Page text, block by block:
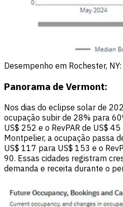
Desempenho em Rochester,
Panorama de Vermont:
Nos dias do eclipse solar de
ocupação subir de 28% para
US$ 252 e o RevPAR de US$
Montpelier, a ocupação passa
US$ 117 para US$ 153 e o
90. Essas cidades registram
demanda e receita durante o